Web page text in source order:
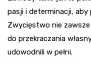
pasji i determinacji, aby
Zwycięstwo nie
do przekraczania
udowodnili w pełni.